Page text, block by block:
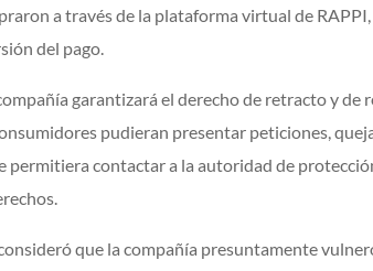
a través de la plataforma virtual de
del pago.
garantizará el derecho de retracto y de
pudieran presentar peticiones,
permitiera contactar a la autoridad de
que la compañía presuntamente